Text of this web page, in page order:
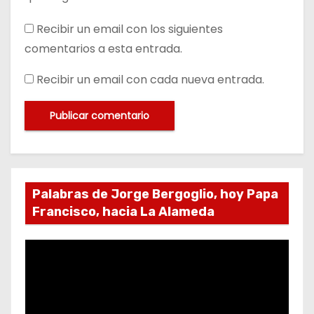
Recibir un email con los siguientes
comentarios a esta entrada.
Recibir un email con cada nueva entrada.
Palabras de Jorge Bergoglio, hoy Papa
Francisco, hacia La Alameda